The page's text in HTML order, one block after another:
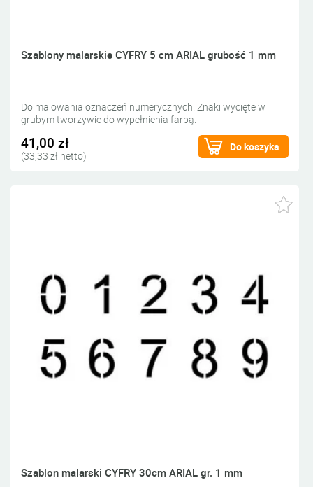
Szablony malarskie CYFRY 5 cm ARIAL grubość 1 mm
Do malowania oznaczeń numerycznych. Znaki wycięte w
grubym tworzywie do wypełnienia farbą.
41,00 zł
(33,33 zł netto)
Do koszyka
Szablon malarski CYFRY 30cm ARIAL gr. 1 mm